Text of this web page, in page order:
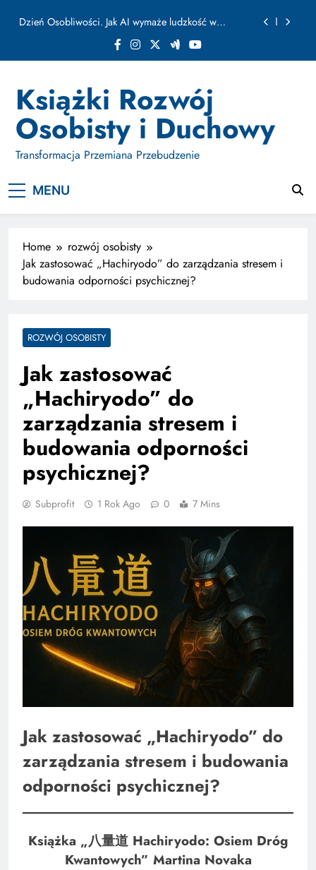
Jak Budować Myślokształty Powodzenia
Jak Projektować i Aktywować Myślokształty dla
Osiągania Celów w Codziennym Życiu
Dzień Osobliwości. Jak AI wymaże ludzkość w
ułamku sekundy
Jak Budować Myślokształty Powodzenia
Osiągania Celów w Codziennym Życiu
Książki Rozwój
Osobisty i Duchowy
Transformacja Przemiana Przebudzenie
MENU
Home
rozwój osobisty
Jak zastosować „Hachiryodo” do zarządzania stresem i
budowania odporności psychicznej?
ROZWÓJ OSOBISTY
Jak zastosować
„Hachiryodo” do
zarządzania stresem i
budowania odporności
psychicznej?
Subprofit 1 Rok Ago 0 7 Mins
Jak zastosować „Hachiryodo” do
zarządzania stresem i budowania
odporności psychicznej?
Książka „八量道 Hachiryodo: Osiem Dróg
Kwantowych” Martina Novaka